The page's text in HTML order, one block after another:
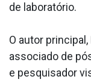
de laboratório.
O autor
associado de
e pesquisador